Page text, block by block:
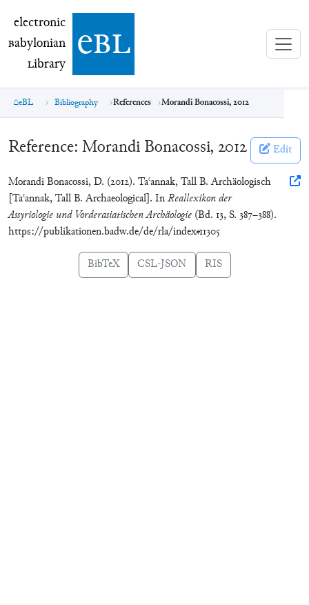
electronic Babylonian Library (eBL)
electronic
Babylonian
Library ebl
eBL Bibliography References Morandi Bonacossi, 2012
Reference: Morandi Bonacossi, 2012 Edit
Morandi Bonacossi, D. (2012). Taʿannak, Tall B. Archäologisch
[Taʿannak, Tall B. Archaeological]. InReallexikon der
Assyriologie und Vorderasiatischen Archäologie (Bd. 13, S. 387–388).
https://publikationen.badw.de/de/rla/index#11305
BibTeX CSL-JSON RIS